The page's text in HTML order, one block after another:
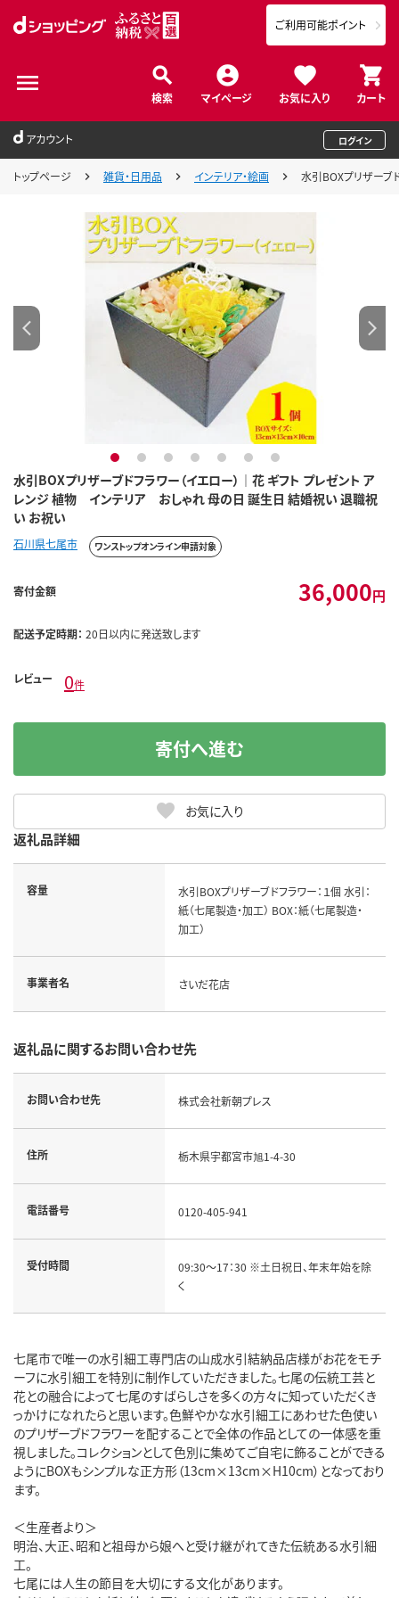
検索 マイページ お気に入り カート
ご利用可能ポイント
アカウント ログイン
トップページ 雑貨・日用品 インテリア・絵画 水引BOXプリザーブ
水引BOXプリザーブドフラワー（イエロー）｜花 ギフト プレゼント ア
レンジ 植物 インテリア おしゃれ 母の日 誕生日 結婚祝い 退職祝
い お祝い
1 2 3 4 5 6 7
石川県七尾市 ワンストップオンライン申請対象
寄付金額 36,000円
配送予定時期： 20日以内に発送致します
レビュー 0件
お気に入り
寄付へ進む
返礼品詳細
容量
水引BOXプリザーブドフラワー：１個 水引：
紙（七尾製造・加工） BOX：紙（七尾製造・
加工）
事業者名 さいだ花店
返礼品に関するお問い合わせ先
お問い合わせ先 株式会社新朝プレス
住所 栃木県宇都宮市旭1-4-30
電話番号 0120-405-941
受付時間
09:30～17：30 ※土日祝日、年末年始を除
く
七尾市で唯一の水引細工専門店の山成水引結納品店様がお花をモチ
ーフに水引細工を特別に制作していただきました。七尾の伝統工芸と
花との融合によって七尾のすばらしさを多くの方々に知っていただくき
っかけになれたらと思います。色鮮やかな水引細工にあわせた色使い
のプリザーブドフラワーを配することで全体の作品としての一体感を重
視しました。コレクションとして色別に集めてご自宅に飾ることができる
ようにBOXもシンプルな正方形（13cm×13cm×H10cm）となっており
ます。
＜生産者より＞
明治、大正、昭和と祖母から娘へと受け継がれてきた伝統ある水引細
工。
七尾には人生の節目を大切にする文化があります。